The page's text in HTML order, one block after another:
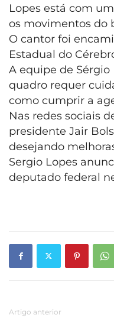
Lopes está com
os movimentos do
O cantor foi
Estadual do
A equipe de
quadro requer
como cumprir a
Nas redes sociais
presidente Jair
desejando
Sergio Lopes
deputado federal
Artigo anterior